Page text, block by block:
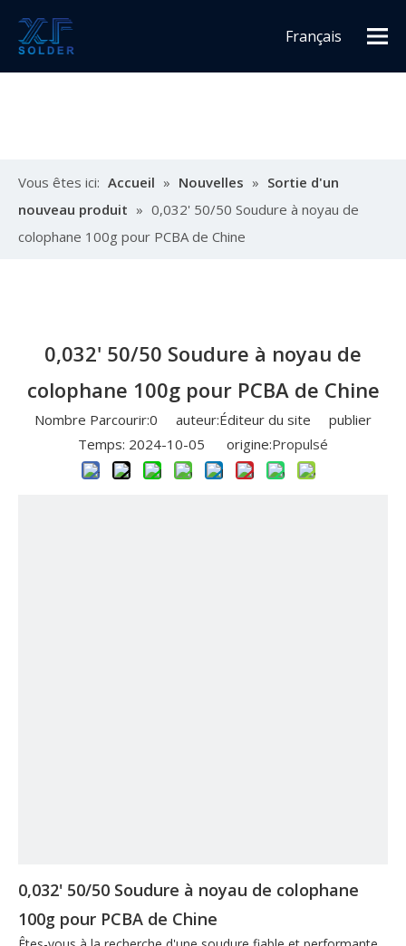
Français
Vous êtes ici: Accueil » Nouvelles » Sortie d'un
nouveau produit » 0,032' 50/50 Soudure à noyau de
colophane 100g pour PCBA de Chine
0,032' 50/50 Soudure à noyau de
colophane 100g pour PCBA de Chine
Nombre Parcourir:0 auteur:Éditeur du site publier
Temps: 2024-10-05 origine:Propulsé
0,032' 50/50 Soudure à noyau de colophane
100g pour PCBA de Chine